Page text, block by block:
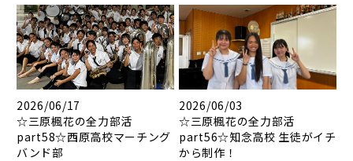
2026/06/17
☆三原楓花の全力部活
part58☆西原高校マーチング
バンド部
2026/06/03
☆三原楓花の全力部活
part56☆知念高校 生徒がイチ
から制作！